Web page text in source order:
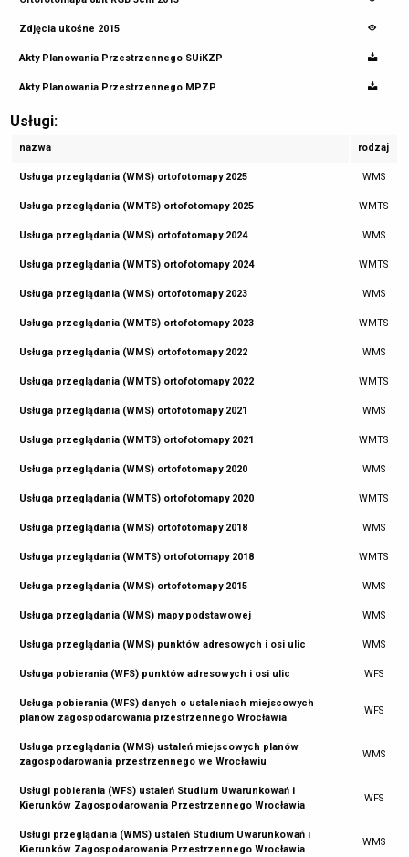
Zdjęcia ukośne 2015
Akty Planowania Przestrzennego SUiKZP
Akty Planowania Przestrzennego MPZP
Usługi:
nazwa rodzaj
Usługa przeglądania (WMS) ortofotomapy 2025 WMS
Usługa przeglądania (WMTS) ortofotomapy 2025 WMTS
Usługa przeglądania (WMS) ortofotomapy 2024 WMS
Usługa przeglądania (WMTS) ortofotomapy 2024 WMTS
Usługa przeglądania (WMS) ortofotomapy 2023 WMS
Usługa przeglądania (WMTS) ortofotomapy 2023 WMTS
Usługa przeglądania (WMS) ortofotomapy 2022 WMS
Usługa przeglądania (WMTS) ortofotomapy 2022 WMTS
Usługa przeglądania (WMS) ortofotomapy 2021 WMS
Usługa przeglądania (WMTS) ortofotomapy 2021 WMTS
Usługa przeglądania (WMS) ortofotomapy 2020 WMS
Usługa przeglądania (WMTS) ortofotomapy 2020 WMTS
Usługa przeglądania (WMS) ortofotomapy 2018 WMS
Usługa przeglądania (WMTS) ortofotomapy 2018 WMTS
Usługa przeglądania (WMS) ortofotomapy 2015 WMS
Usługa przeglądania (WMS) mapy podstawowej WMS
Usługa przeglądania (WMS) punktów adresowych i osi ulic WMS
Usługa pobierania (WFS) punktów adresowych i osi ulic WFS
Usługa pobierania (WFS) danych o ustaleniach miejscowych
planów zagospodarowania przestrzennego Wrocławia
WFS
Usługa przeglądania (WMS) ustaleń miejscowych planów
zagospodarowania przestrzennego we Wrocławiu
WMS
Usługi pobierania (WFS) ustaleń Studium Uwarunkowań i
Kierunków Zagospodarowania Przestrzennego Wrocławia
WFS
Usługi przeglądania (WMS) ustaleń Studium Uwarunkowań i
Kierunków Zagospodarowania Przestrzennego Wrocławia
WMS